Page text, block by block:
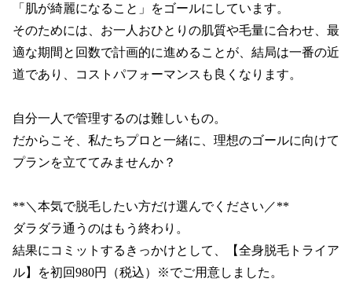
「肌が綺麗になること」をゴールにしています。
そのためには、お一人おひとりの肌質や毛量に合わせ、最
適な期間と回数で計画的に進めることが、結局は一番の近
道であり、コストパフォーマンスも良くなります。
自分一人で管理するのは難しいもの。
だからこそ、私たちプロと一緒に、理想のゴールに向けて
プランを立ててみませんか？
**＼本気で脱毛したい方だけ選んでください／**
ダラダラ通うのはもう終わり。
結果にコミットするきっかけとして、【全身脱毛トライア
ル】を初回980円（税込）※でご用意しました。